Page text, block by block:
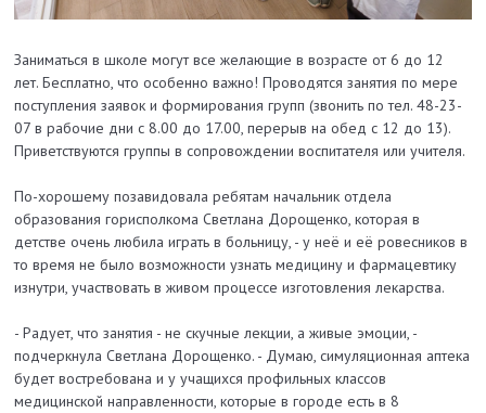
Заниматься в школе могут все желающие в возрасте от 6 до 12
лет. Бесплатно, что особенно важно! Проводятся занятия по мере
поступления заявок и формирования групп (звонить по тел. 48-23-
07 в рабочие дни с 8.00 до 17.00, перерыв на обед с 12 до 13).
Приветствуются группы в сопровождении воспитателя или учителя.
По-хорошему позавидовала ребятам начальник отдела
образования горисполкома Светлана Дорощенко, которая в
детстве очень любила играть в больницу, - у неё и её ровесников в
то время не было возможности узнать медицину и фармацевтику
изнутри, участвовать в живом процессе изготовления лекарства.
- Радует, что занятия - не скучные лекции, а живые эмоции, -
подчеркнула Светлана Дорощенко. - Думаю, симуляционная аптека
будет востребована и у учащихся профильных классов
медицинской направленности, которые в городе есть в 8